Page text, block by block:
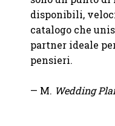
disponibili,
catalogo che
partner ideale
pensieri.
— M. Wedding